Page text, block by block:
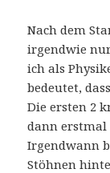
Nach dem
irgendwie
ich als
bedeutet,
Die ersten 2
dann erstmal
Irgendwann
Stöhnen